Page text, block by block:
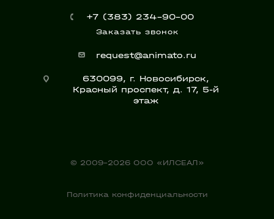
+7 (383) 234-90-00
Заказать звонок
request@animato.ru
630099, г. Новосибирск,
Красный проспект, д. 17, 5-й
этаж
© 2009-2026 ООО «ИЛСЕАЛ»
Политика конфиденциальности